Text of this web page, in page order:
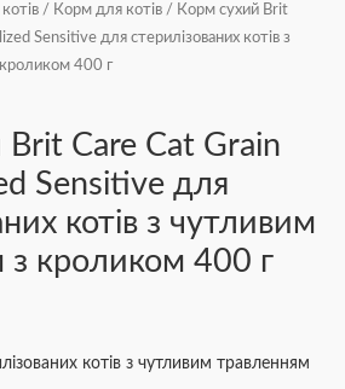
/ Корм для котів / Корм сухий Brit
Sensitive для стерилізованих котів з
400 г
Care Cat Grain
Sensitive для
котів з чутливим
з кроликом 400 г
котів з чутливим травленням